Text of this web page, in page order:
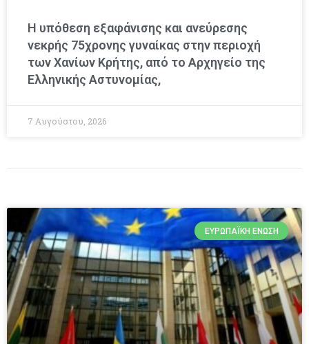
Η υπόθεση εξαφάνισης και ανεύρεσης
νεκρής 75χρονης γυναίκας στην περιοχή
των Χανίων Κρήτης, από το Αρχηγείο της
Ελληνικής Αστυνομίας,
7 Αυγούστου, 2026
ΕΥΡΩΠΑΪΚΉ ΈΝΩΣΗ